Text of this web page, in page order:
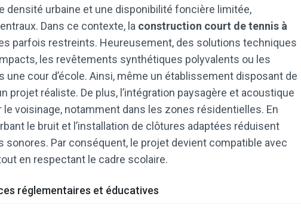
densité urbaine et une disponibilité foncière limitée,
Dans ce contexte, la construction court de tennis à
parfois restreints. Heureusement, des solutions techniques
les revêtements synthétiques polyvalents ou les
cour d’école. Ainsi, même un établissement disposant de
projet réaliste. De plus, l’intégration paysagère et acoustique
voisinage, notamment dans les zones résidentielles. En
le bruit et l’installation de clôtures adaptées réduisent
Par conséquent, le projet devient compatible avec
en respectant le cadre scolaire.
réglementaires et éducatives